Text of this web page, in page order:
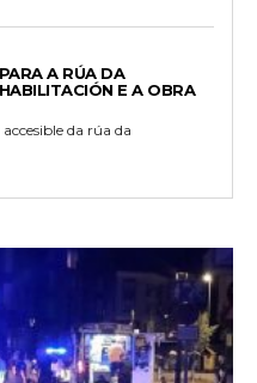
A RÚA DA
E A OBRA
da rúa da